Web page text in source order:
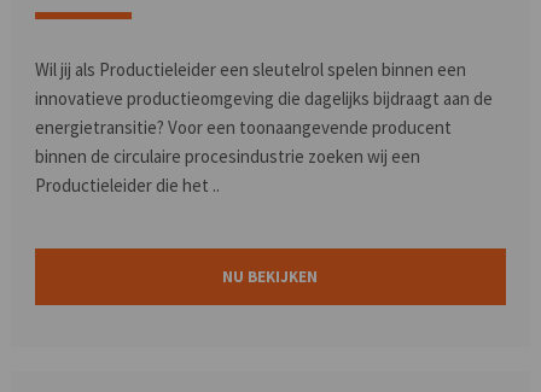
Wil jij als Productieleider een sleutelrol spelen binnen een
innovatieve productieomgeving die dagelijks bijdraagt aan de
energietransitie? Voor een toonaangevende producent
binnen de circulaire procesindustrie zoeken wij een
Productieleider die het ..
NU BEKIJKEN